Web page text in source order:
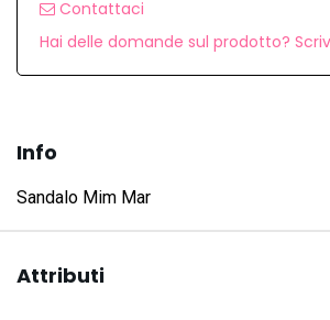
Contattaci
Hai delle domande sul prodotto?
Info
Sandalo Mim Mar
Attributi